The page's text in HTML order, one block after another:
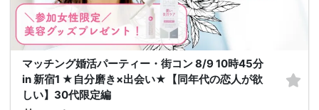
マッチング婚活パーティー・街コン 8/9 10時45分
in 新宿1 ★自分磨き×出会い★【同年代の恋人が欲
しい】30代限定編